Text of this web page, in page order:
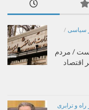
سیاسی /
/ مردم
اقتصاد
راه و ترابری